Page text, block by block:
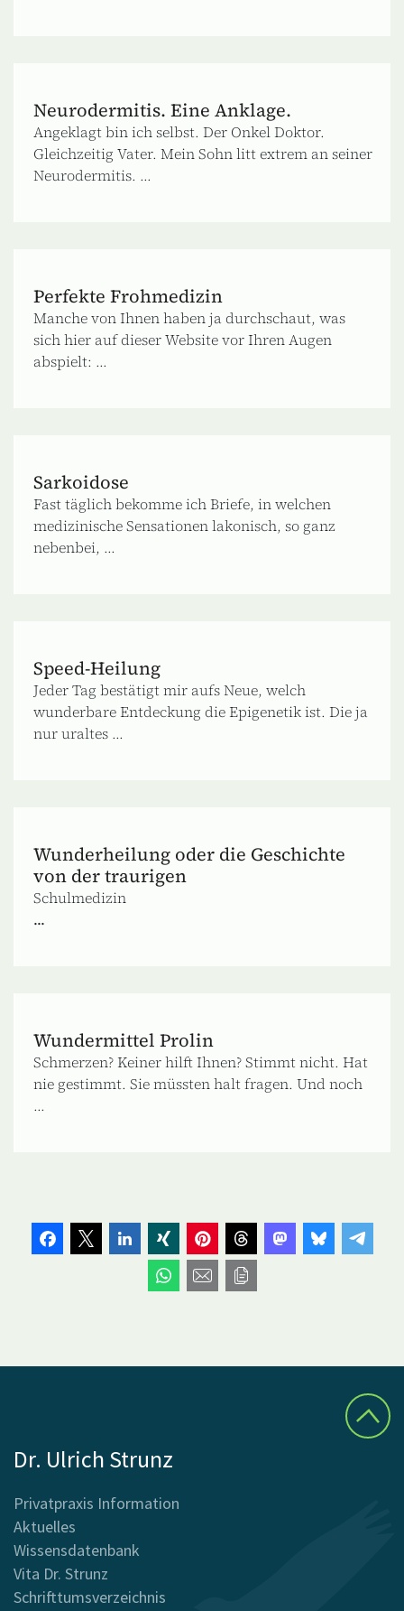
Neurodermitis. Eine Anklage.
Angeklagt bin ich selbst. Der Onkel Doktor.
Gleichzeitig Vater. Mein Sohn litt extrem an seiner
Neurodermitis. ...
Perfekte Frohmedizin
Manche von Ihnen haben ja durchschaut, was
sich hier auf dieser Website vor Ihren Augen
abspielt: ...
Sarkoidose
Fast täglich bekomme ich Briefe, in welchen
medizinische Sensationen lakonisch, so ganz
nebenbei, ...
Speed-Heilung
Jeder Tag bestätigt mir aufs Neue, welch
wunderbare Entdeckung die Epigenetik ist. Die ja
nur uraltes ...
Wunderheilung oder die Geschichte
von der traurigen
Schulmedizin
...
Wundermittel Prolin
Schmerzen? Keiner hilft Ihnen? Stimmt nicht. Hat
nie gestimmt. Sie müssten halt fragen. Und noch
...
Dr. Ulrich Strunz
Privatpraxis Information
Aktuelles
Wissensdatenbank
Vita Dr. Strunz
Schrifttumsverzeichnis